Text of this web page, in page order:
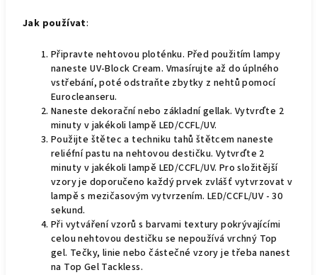
Jak používat:
Připravte nehtovou ploténku. Před použitím lampy
naneste UV-Block Cream. Vmasírujte až do úplného
vstřebání, poté odstraňte zbytky z nehtů pomocí
Eurocleanseru.
Naneste dekorační nebo základní gellak. Vytvrďte 2
minuty v jakékoli lampě LED/CCFL/UV.
Použijte štětec a techniku tahů štětcem naneste
reliéfní pastu na nehtovou destičku. Vytvrďte 2
minuty v jakékoli lampě LED/CCFL/UV. Pro složitější
vzory je doporučeno každý prvek zvlášť vytvrzovat v
lampě s mezičasovým vytvrzením. LED/CCFL/UV - 30
sekund.
Při vytváření vzorů s barvami textury pokrývajícími
celou nehtovou destičku se nepoužívá vrchný Top
gel. Tečky, linie nebo částečné vzory je třeba nanest
na Top Gel Tackless.